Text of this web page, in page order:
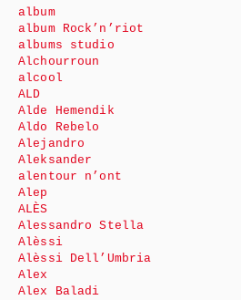
album
album Rock’n’riot
albums studio
Alchourroun
alcool
ALD
Alde Hemendik
Aldo Rebelo
Alejandro
Aleksander
alentour n’ont
Alep
ALÈS
Alessandro Stella
Alèssi
Alèssi Dell’Umbria
Alex
Alex Baladi